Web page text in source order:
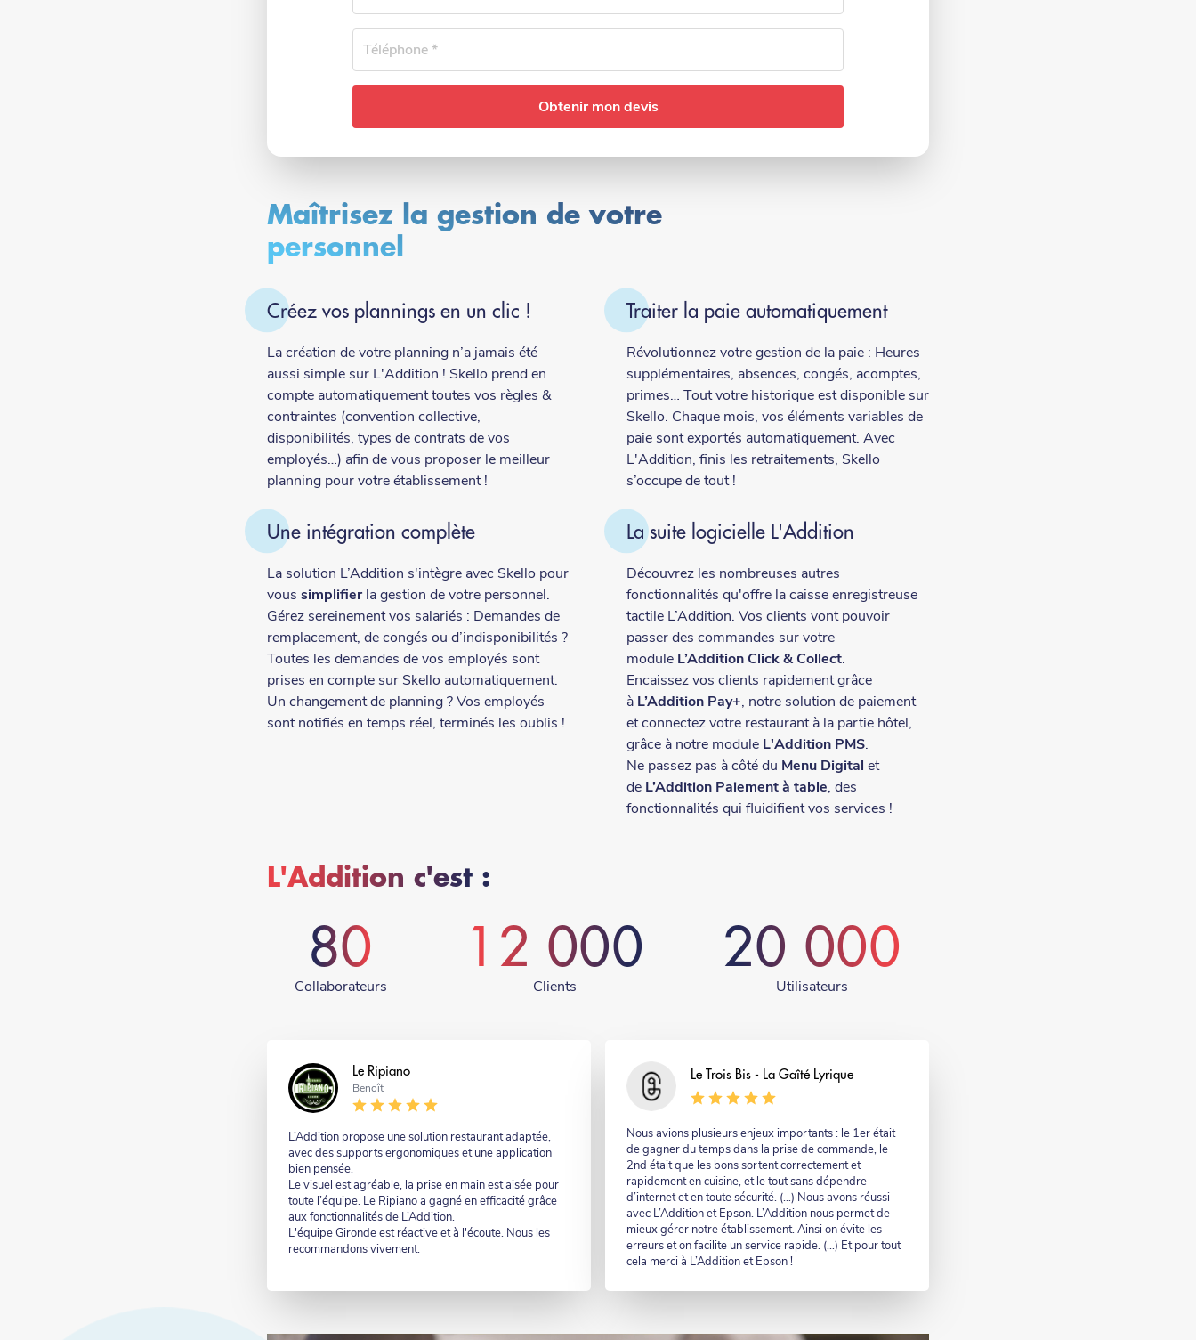
Téléphone
Maîtrisez la gestion de votre
personnel
Créez vos plannings en un clic !
La création de votre planning n’a jamais été
aussi simple sur L'Addition ! Skello prend en
compte automatiquement toutes vos règles &
contraintes (convention collective,
disponibilités, types de contrats de vos
employés…) afin de vous proposer le meilleur
planning pour votre établissement !
Traiter la paie automatiquement
Révolutionnez votre gestion de la paie : Heures
supplémentaires, absences, congés, acomptes,
primes… Tout votre historique est disponible sur
Skello. Chaque mois, vos éléments variables de
paie sont exportés automatiquement. Avec
L'Addition, finis les retraitements, Skello
s’occupe de tout !
Une intégration complète
La solution L’Addition s'intègre avec Skello pour
vous simplifier la gestion de votre personnel.
Gérez sereinement vos salariés : Demandes de
remplacement, de congés ou d’indisponibilités ?
Toutes les demandes de vos employés sont
prises en compte sur Skello automatiquement.
Un changement de planning ? Vos employés
sont notifiés en temps réel, terminés les oublis !
La suite logicielle L'Addition
Découvrez les nombreuses autres
fonctionnalités qu'offre la caisse enregistreuse
tactile L’Addition. Vos clients vont pouvoir
passer des commandes sur votre
module L’Addition Click & Collect.
Encaissez vos clients rapidement grâce
à L’Addition Pay+, notre solution de paiement
et connectez votre restaurant à la partie hôtel,
grâce à notre module L'Addition PMS.
Ne passez pas à côté du Menu Digital et
de L’Addition Paiement à table, des
fonctionnalités qui fluidifient vos services !
L'Addition c'est :
80
Collaborateurs
12 000
Clients
20 000
Utilisateurs
Nom
Le Ripiano
Nom
suffixe
Benoît
Commentaire
L’Addition propose une solution restaurant adaptée,
avec des supports ergonomiques et une application
bien pensée.
Le visuel est agréable, la prise en main est aisée pour
toute l’équipe. Le Ripiano a gagné en efficacité grâce
aux fonctionnalités de L’Addition.
L'équipe Gironde est réactive et à l'écoute. Nous les
recommandons vivement.
Nom
Le Trois Bis - La Gaîté Lyrique
Commentaire
Nous avions plusieurs enjeux importants : le 1er était
de gagner du temps dans la prise de commande, le
2nd était que les bons sortent correctement et
rapidement en cuisine, et le tout sans dépendre
d’internet et en toute sécurité. (…) Nous avons réussi
avec L’Addition et Epson. L’Addition nous permet de
mieux gérer notre établissement. Ainsi on évite les
erreurs et on facilite un service rapide. (…) Et pour tout
cela merci à L’Addition et Epson !